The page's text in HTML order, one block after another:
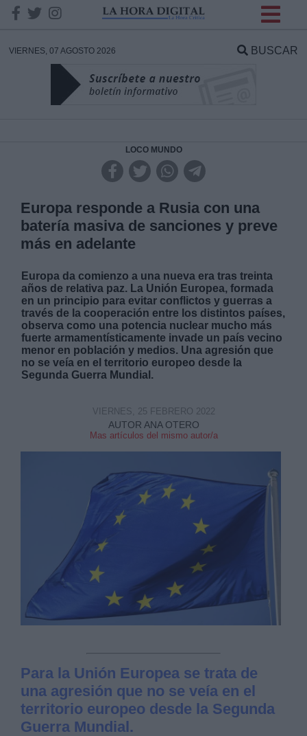
VIERNES, 07 AGOSTO 2026 BUSCAR
LOCO MUNDO
Europa responde a Rusia con una
batería masiva de sanciones y preve
más en adelante
Europa da comienzo a una nueva era tras treinta
años de relativa paz. La Unión Europea, formada
en un principio para evitar conflictos y guerras a
través de la cooperación entre los distintos países,
observa como una potencia nuclear mucho más
fuerte armamentísticamente invade un país vecino
menor en población y medios. Una agresión que
no se veía en el territorio europeo desde la
Segunda Guerra Mundial.
AUTOR ANA OTERO
Mas artículos del mismo autor/a
VIERNES, 25 FEBRERO 2022
Para la Unión Europea se trata de
una agresión que no se veía en el
territorio europeo desde la Segunda
Guerra Mundial.
DATOS
Responsable:
Legitimación:
Destinatarios:
link